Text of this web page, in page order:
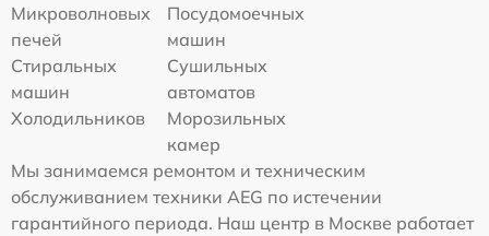
Микроволновых
печей
Посудомоечных
машин
Стиральных
машин
Сушильных
автоматов
Холодильников
Морозильных
камер
Мы занимаемся ремонтом и техническим
обслуживанием техники AEG по истечении
гарантийного периода. Наш центр в Москве работает